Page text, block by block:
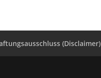
(Disclaimer)